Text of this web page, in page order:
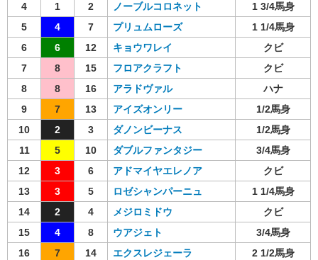
4
1 2 ノーブルコロネット
1 3/4馬身
5
4 7 プリュムローズ
1 1/4馬身
6
6 12 キョウワレイ
クビ
7
8 15 フロアクラフト
クビ
8
8 16 アラドヴァル
ハナ
9
7 13 アイズオンリー
1/2馬身
10
2 3 ダノンビーナス
1/2馬身
11
5 10 ダブルファンタジー
3/4馬身
12
3 6 アドマイヤエレノア
クビ
13
3 5 ロゼシャンパーニュ
1 1/4馬身
14
2 4 メジロミドウ
クビ
15
4 8 ウアジェト
3/4馬身
16
7 14 エクスレジェーラ 2 1/2馬身